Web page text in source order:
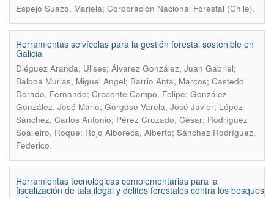
Espejo Suazo, Mariela; Corporación Nacional Forestal (Chile).
Herramientas selvícolas para la gestión forestal sostenible en
Galicia
Diéguez Aranda, Ulises; Álvarez González, Juan Gabriel;
Balboa Murias, Miguel Angel; Barrio Anta, Marcos; Castedo
Dorado, Fernando; Crecente Campo, Felipe; González
González, José Mario; Gorgoso Varela, José Javier; López
Sánchez, Carlos Antonio; Pérez Cruzado, César; Rodríguez
Soalleiro, Roque; Rojo Alboreca, Alberto; Sánchez Rodríguez,
Federico.
Herramientas tecnológicas complementarias para la
fiscalización de tala ilegal y delitos forestales contra los bosques